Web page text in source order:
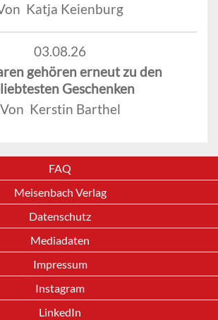
Katja Keienburg
03.08.26
gehören erneut zu den
Geschenken
Von Kerstin Barthel
FAQ
Meisenbach Verlag
Datenschutz
Mediadaten
Impressum
Instagram
LinkedIn